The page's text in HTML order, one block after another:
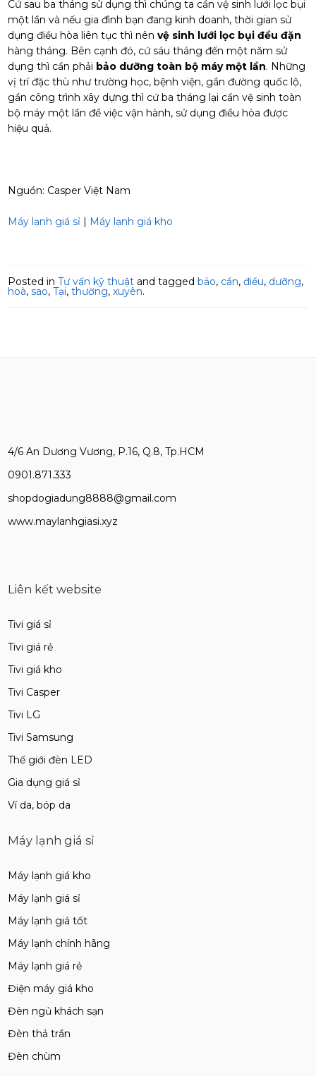
Cứ sau ba tháng sử dụng thì chúng ta cần vệ sinh lưới lọc bụi
một lần và nếu gia đình bạn đang kinh doanh, thời gian sử
dụng điều hòa liên tục thì nên vệ sinh lưới lọc bụi đều đặn
hàng tháng. Bên cạnh đó, cứ sáu tháng đến một năm sử
dụng thì cần phải bảo dưỡng toàn bộ máy một lần. Những
vị trí đặc thù như trường học, bệnh viện, gần đường quốc lộ,
gần công trình xây dựng thì cứ ba tháng lại cần vệ sinh toàn
bộ máy một lần để việc vận hành, sử dụng điều hòa được
hiệu quả.
Nguồn: Casper Việt Nam
Máy lạnh giá sỉ | Máy lạnh giá kho
Posted in Tư vấn kỹ thuậtand tagged bảo, cần, điều, dưỡng,
hoà, sao, Tại, thường, xuyên.
4/6 An Dương Vương, P.16, Q.8, Tp.HCM
0901.871.333
shopdogiadung8888@gmail.com
www.maylanhgiasi.xyz
Liên kết website
Tivi giá sỉ
Tivi giá rẻ
Tivi giá kho
Tivi Casper
Tivi LG
Tivi Samsung
Thế giới đèn LED
Gia dụng giá sỉ
Ví da, bóp da
Máy lạnh giá sỉ
Máy lạnh giá kho
Máy lạnh giá sỉ
Máy lạnh giá tốt
Máy lạnh chính hãng
Máy lạnh giá rẻ
Điện máy giá kho
Đèn ngủ khách sạn
Đèn thả trần
Đèn chùm